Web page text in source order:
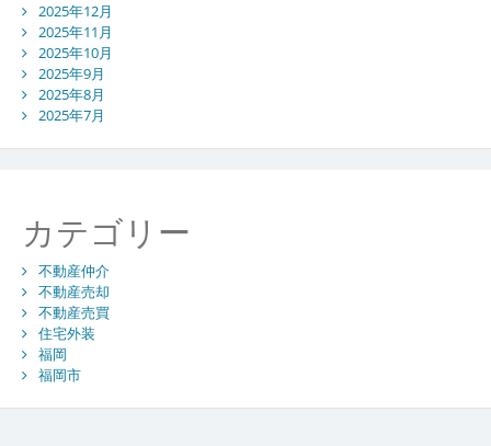
2025年12月
2025年11月
2025年10月
2025年9月
2025年8月
2025年7月
カテゴリー
不動産仲介
不動産売却
不動産売買
住宅外装
福岡
福岡市